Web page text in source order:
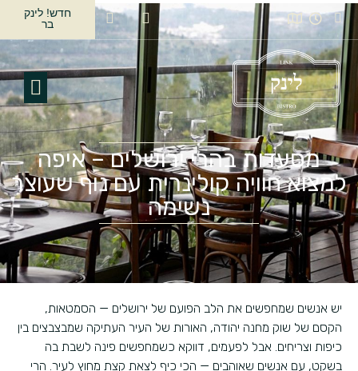
חדש! לינק
בר
מסעדות בהרי ירושלים – איפה
למצוא חוויה קולינרית עם נוף שעוצר
נשימה
יש אנשים שמחפשים את הלב הפועם של ירושלים — הסמטאות,
הקסם של שוק מחנה יהודה, האורות של העיר העתיקה שמבצבצים בין
כיפות וצריחים. אבל לפעמים, דווקא כשמחפשים פינה לשבת בה
בשקט, עם אנשים שאוהבים — הכי כיף לצאת קצת מחוץ לעיר. הרי